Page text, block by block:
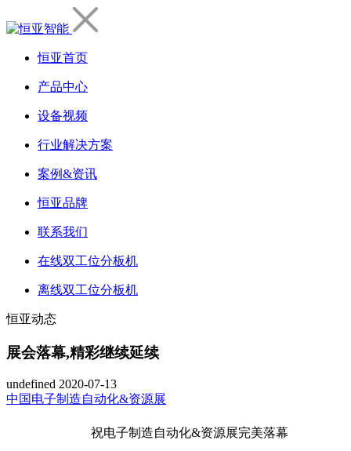
恒亚首页
产品中心
设备视频
行业解决方案
案例&资讯
恒亚品牌
联系我们
在线双工位分板机
离线双工位分板机
恒亚动态
展会落幕,精彩继续延续
undefined 2020-07-13
中国电子制造自动化&资源展
祝电子制造自动化&资源展完美落幕